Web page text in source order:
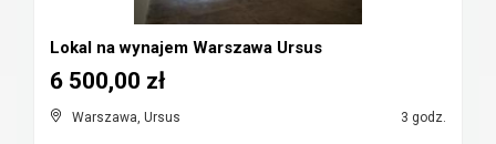
Lokal na wynajem Warszawa Ursus
Warszawa, Ursus 3 godz.
6 500,00 zł